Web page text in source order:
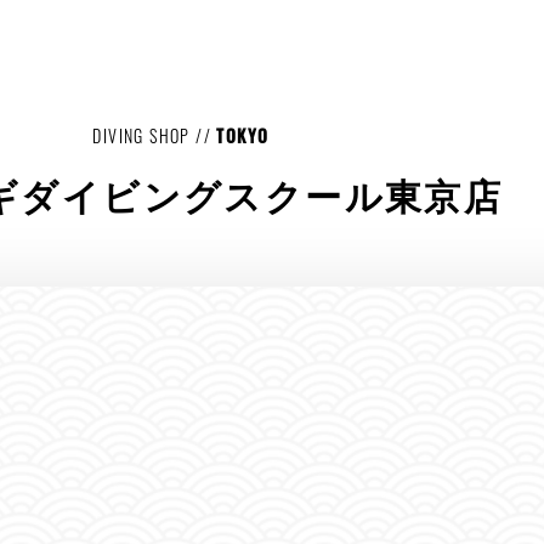
DIVING SHOP //TOKYO
ダイビングスクール東京店